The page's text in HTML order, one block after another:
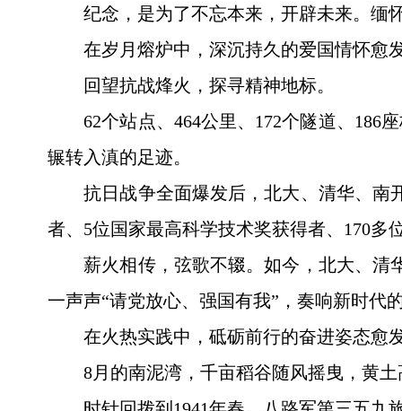
纪念，是为了不忘本来，开辟未来。缅
在岁月熔炉中，深沉持久的爱国情怀
回望抗战烽火，探寻精神地标。
62个站点、464公里、172个隧道、186
辗转入滇的足迹。
抗日战争全面爆发后，北大、清华、南
者、5位国家最高科学技术奖获得者、170
薪火相传，弦歌不辍。如今，北大、清
一声声“请党放心、强国有我”，奏响新时代
在火热实践中，砥砺前行的奋进姿态
8月的南泥湾，千亩稻谷随风摇曳，黄